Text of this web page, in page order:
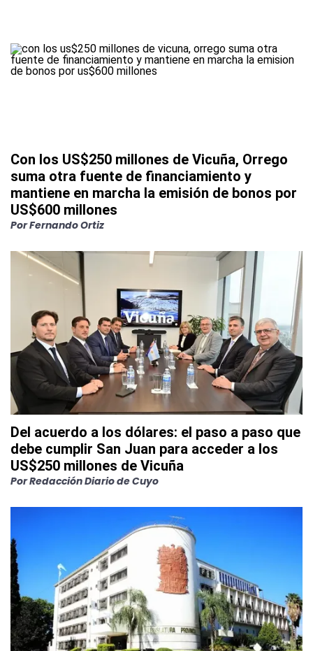
Con los US$250 millones de Vicuña, Orrego
suma otra fuente de financiamiento y
mantiene en marcha la emisión de bonos por
US$600 millones
PorFernando Ortiz
Del acuerdo a los dólares: el paso a paso que
debe cumplir San Juan para acceder a los
US$250 millones de Vicuña
PorRedacción Diario de Cuyo